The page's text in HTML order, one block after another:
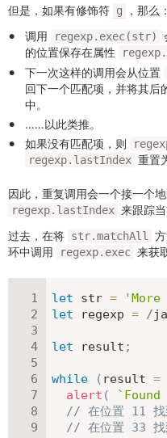
但是，如果有修饰符 g
，那么：
调用
regexp.exec(str)
的位置保存在属性
下一次这样的调用会从位置
回下一个匹配项，并将其后
中。
……以此类推。
如果没有匹配项，则
regexp.lastIndex 重置
因此，重复调用会一个接一个
regexp.lastIndex 来跟踪当
过去，在将 str.matchAll
环中调用
regexp.exec 来获
let str =
let regexp = /
let result ;
while ( result =
alert ( ` Found
// 在位置 11 找
// 在位置 33